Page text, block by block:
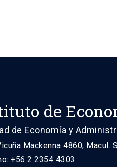
de
de Economía y
Mackenna 4860, Macul.
+56 2 2354 4303